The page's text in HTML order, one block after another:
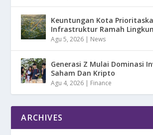
Keuntungan Kota
Infrastruktur Ramah
Agu 5, 2026 | News
Generasi Z Mulai Dominasi
Saham Dan Kripto
Agu 4, 2026 | Finance
ARCHIVES